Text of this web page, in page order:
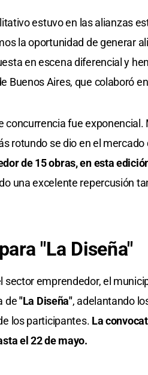
estuvo en las alianzas
la oportunidad de generar
en escena diferencial y
Buenos Aires, que colaboró
concurrencia fue
rotundo se dio en el mercado
de 15 obras, en esta
una excelente repercusión
"La Diseña"
sector emprendedor, el
de"La Diseña", adelantando
los participantes. La
el 22 de mayo.